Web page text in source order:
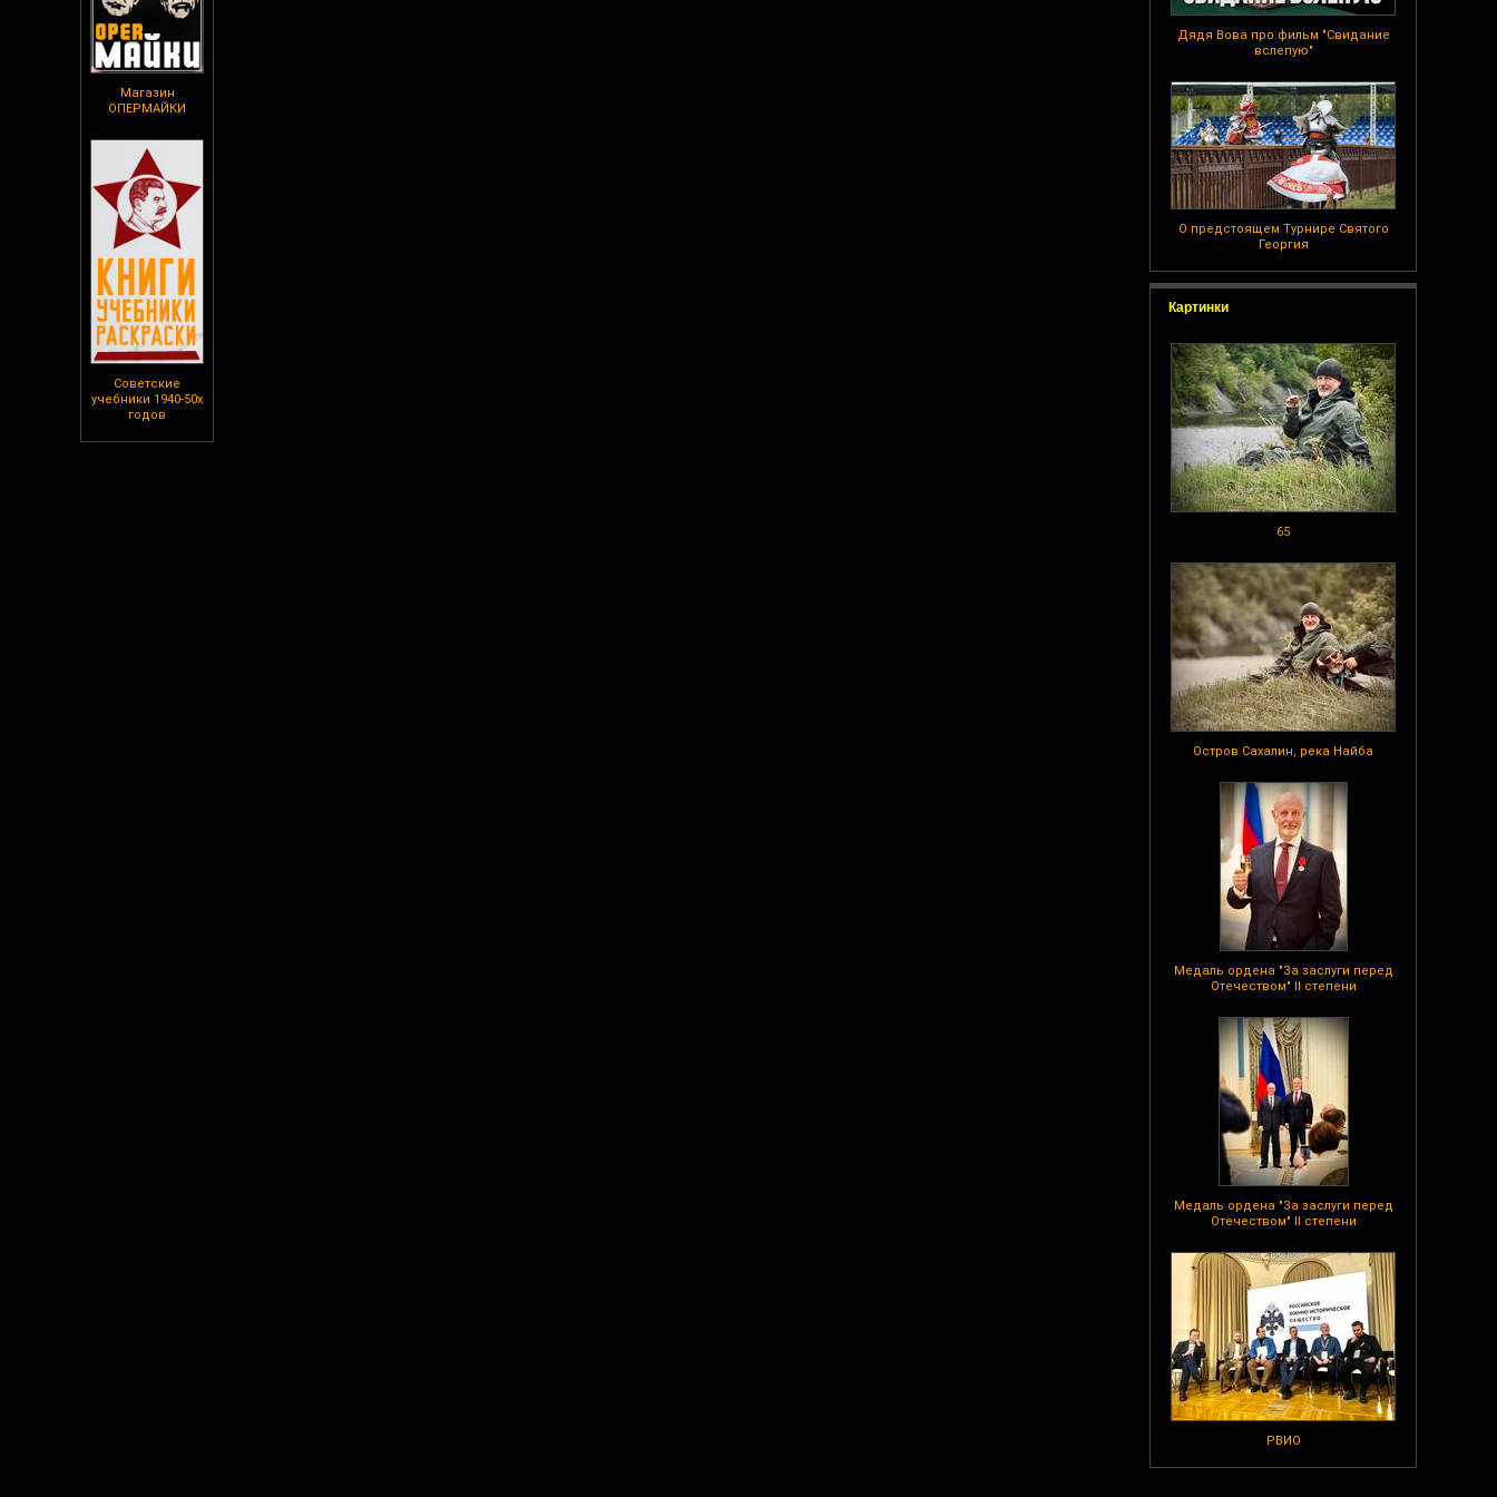
Магазин
ОПЕРМАЙКИ
Советские
учебники 1940-50х
годов
Дядя Вова про фильм "Свидание
вслепую"
О предстоящем Турнире Святого
Георгия
Картинки
65
Остров Сахалин, река Найба
Медаль ордена "За заслуги перед
Отечеством" II степени
Медаль ордена "За заслуги перед
Отечеством" II степени
РВИО